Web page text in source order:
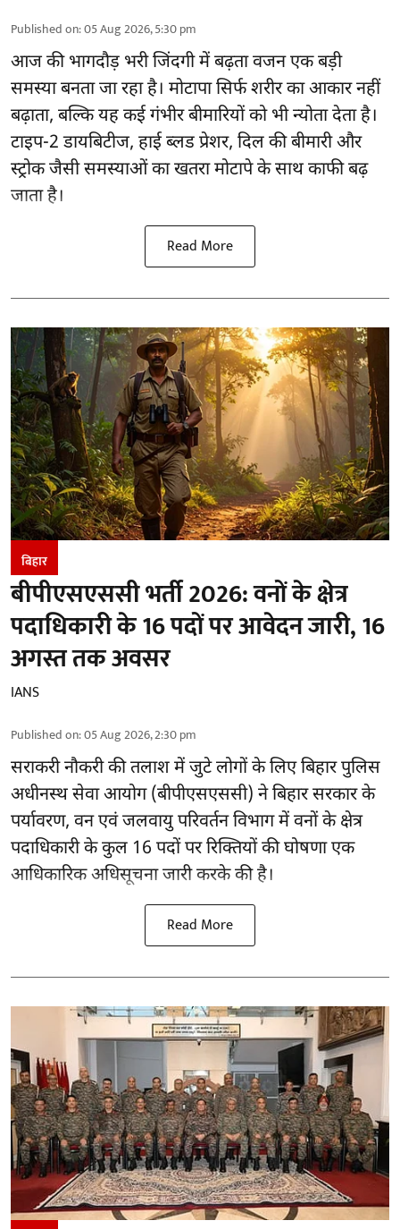
Published on:05 Aug 2026, 5:30 pm
आज की भागदौड़ भरी जिंदगी में बढ़ता वजन एक बड़ी
समस्या बनता जा रहा है। मोटापा सिर्फ शरीर का आकार नहीं
बढ़ाता, बल्कि यह कई गंभीर बीमारियों को भी न्योता देता है।
टाइप-2 डायबिटीज, हाई ब्लड प्रेशर, दिल की बीमारी और
स्ट्रोक जैसी समस्याओं का खतरा मोटापे के साथ काफी बढ़
जाता है।
Read More
बिहार
बीपीएसएससी भर्ती 2026: वनों के क्षेत्र
पदाधिकारी के 16 पदों पर आवेदन जारी, 16
अगस्त तक अवसर
IANS
Published on:05 Aug 2026, 2:30 pm
सराकरी नौकरी की तलाश में जुटे लोगों के लिए बिहार पुलिस
अधीनस्थ सेवा आयोग (बीपीएसएससी) ने बिहार सरकार के
पर्यावरण, वन एवं जलवायु परिवर्तन विभाग में वनों के क्षेत्र
पदाधिकारी के कुल 16 पदों पर रिक्तियों की घोषणाएक
आधिकारिक अधिसूचना जारी करके की है।
Read More